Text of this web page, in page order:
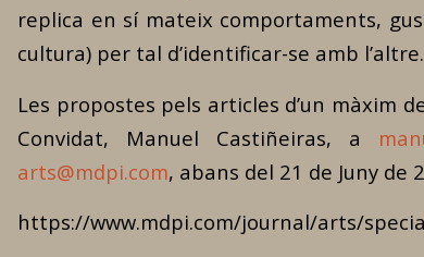
replica en sí mateix comportaments,
cultura) per tal d’identificar-se amb l’altre.
Les propostes pels articles d’un màxim
Convidat, Manuel Castiñeiras, a m
arts@mdpi.com, abans del 21 de Juny de
https://www.mdpi.com/journal/arts/